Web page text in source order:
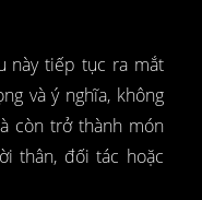
này tiếp tục ra mắt
và ý nghĩa, không
còn trở thành món
thân, đối tác hoặc